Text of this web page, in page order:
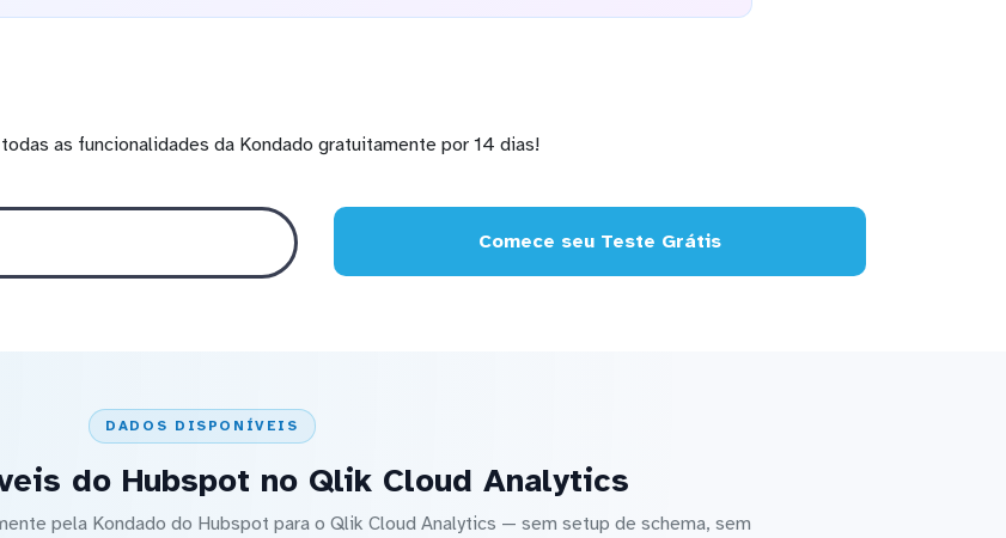
as funcionalidades da Kondado gratuitamente por 14 dias!
Comece seu Teste Grátis
DADOS DISPONÍVEIS
do Hubspot no Qlik Cloud Analytics
pela Kondado do Hubspot para o Qlik Cloud Analytics — sem setup de schema, sem